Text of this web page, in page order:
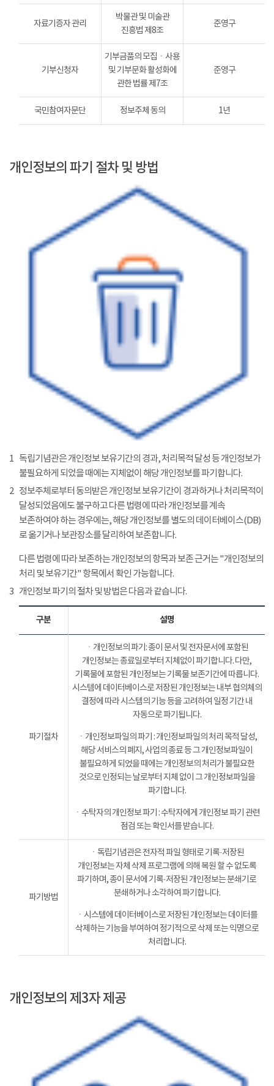
자료기증자 관리
박물관 및 미술관
진흥법 제8조
준영구
기부신청자
기부금품의 모집ㆍ사용
및 기부문화 활성화에
관한 법률 제7조
준영구
국민참여자문단 정보주체 동의 1년
개인정보의 파기 절차 및 방법
1 독립기념관은 개인정보 보유기간의 경과, 처리목적 달성 등 개인정보가
불필요하게 되었을 때에는 지체없이 해당 개인정보를 파기합니다.
2 정보주체로부터 동의받은 개인정보 보유기간이 경과하거나 처리목적이
달성되었음에도 불구하고 다른 법령에 따라 개인정보를 계속
보존하여야 하는 경우에는, 해당 개인정보를 별도의 데이터베이스(DB)
로 옮기거나 보관장소를 달리하여 보존합니다.
다른 법령에 따라 보존하는 개인정보의 항목과 보존 근거는 "개인정보의
처리 및 보유기간" 항목에서 확인 가능합니다.
3 개인정보 파기의 절차 및 방법은 다음과 같습니다.
구분 설명
파기절차
ㆍ개인정보의 파기: 종이 문서 및 전자문서에 포함된
개인정보는 종료일로부터 지체없이 파기합니다. 다만,
기록물에 포함된 개인정보는 기록물 보존기간에 따릅니다.
시스템에 데이터베이스로 저장된 개인정보는 내부 협의체의
결정에 따라 시스템의 기능 등을 고려하여 일정 기간 내
자동으로 파기됩니다.
ㆍ개인정보파일의 파기 : 개인정보파일의 처리 목적 달성,
해당 서비스의 폐지, 사업의 종료 등 그 개인정보파일이
불필요하게 되었을 때에는 개인정보의 처리가 불필요한
것으로 인정되는 날로부터 지체 없이 그 개인정보파일을
파기합니다.
ㆍ수탁자의 개인정보 파기 : 수탁자에게 개인정보 파기 관련
점검 또는 확인서를 받습니다.
파기방법
ㆍ독립기념관은 전자적 파일 형태로 기록·저장된
개인정보는 자체 삭제 프로그램에 의해 복원 할 수 없도록
파기하며, 종이 문서에 기록·저장된 개인정보는 분쇄기로
분쇄하거나 소각하여 파기합니다.
ㆍ시스템에 데이터베이스로 저장된 개인정보는 데이터를
삭제하는 기능을 부여하여 정기적으로 삭제 또는 익명으로
처리합니다.
개인정보의 제3자 제공